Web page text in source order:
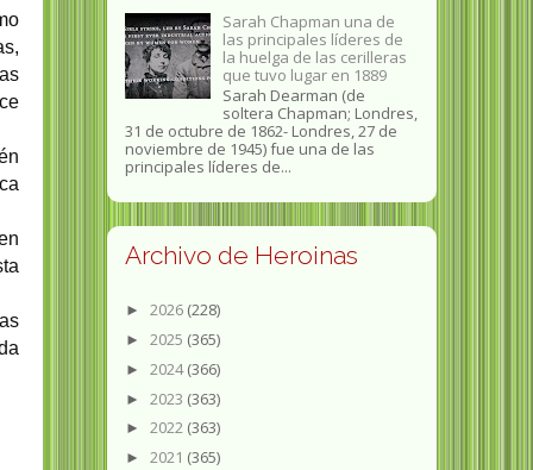
Sarah Chapman una de
las principales líderes de
la huelga de las cerilleras
que tuvo lugar en 1889
Sarah Dearman (de
soltera Chapman; Londres,
31 de octubre de 1862​- Londres, 27 de
noviembre de 1945)​ fue una de las
principales líderes de...
Archivo de Heroinas
► 2026 (228)
► 2025 (365)
► 2024(366)
► 2023 (363)
► 2022 (363)
► 2021 (365)